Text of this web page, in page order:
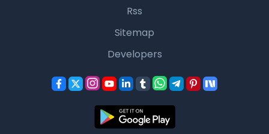
Rss
Sitemap
Developers